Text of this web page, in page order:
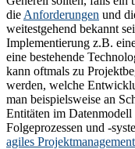
die Anforderungen und
weitestgehend bekannt
Implementierung z.B.
eine bestehende
kann oftmals zu
werden, welche
man beispielsweise an
Entitäten im
Folgeprozessen und -
agiles Projektmanagement